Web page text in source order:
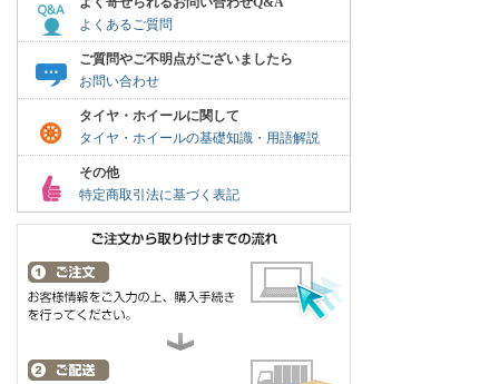
よくあるご質問
ご質問やご不明点がございましたら
お問い合わせ
タイヤ・ホイールに関して
タイヤ・ホイールの基礎知識・用語解説
その他
特定商取引法に基づく表記